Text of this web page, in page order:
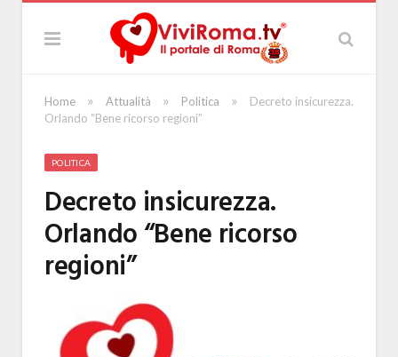
Home » Attualità » Politica »
Decreto insicurezza.
Orlando “Bene ricorso regioni”
POLITICA
Decreto insicurezza.
Orlando “Bene ricorso
regioni”